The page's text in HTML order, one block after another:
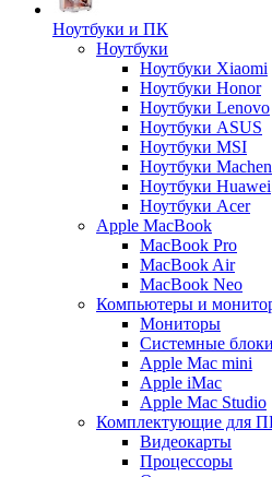
Ноутбуки и ПК
Ноутбуки
Ноутбуки Xiaomi
Ноутбуки Honor
Ноутбуки Lenovo
Ноутбуки ASUS
Ноутбуки MSI
Ноутбуки
Ноутбуки Huawei
Ноутбуки Acer
Apple MacBook
MacBook Pro
MacBook Air
MacBook Neo
Компьютеры и
Мониторы
Системные блоки
Apple Mac mini
Apple iMac
Apple Mac Studio
Комплектующие для
Видеокарты
Процессоры